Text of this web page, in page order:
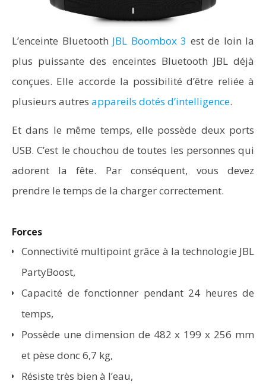
L’enceinte Bluetooth JBL Boombox 3 est de loin la
plus puissante des enceintes Bluetooth JBL déjà
conçues. Elle accorde la possibilité d’être reliée à
plusieurs autres appareils dotés d’intelligence.
Et dans le même temps, elle possède deux ports
USB. C’est le chouchou de toutes les personnes qui
adorent la fête. Par conséquent, vous devez
prendre le temps de la charger correctement.
Forces
Connectivité multipoint grâce à la technologie JBL
PartyBoost,
Capacité de fonctionner pendant 24 heures de
temps,
Possède une dimension de 482 x 199 x 256 mm
et pèse donc 6,7 kg,
Résiste très bien à l’eau,